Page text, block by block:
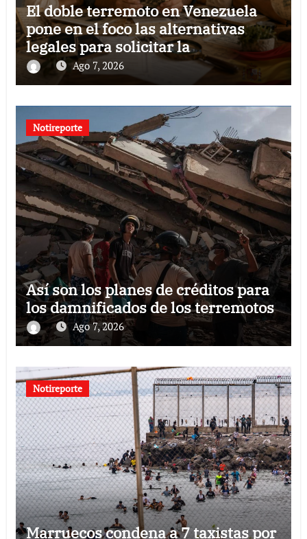
El doble terremoto en Venezuela
pone en el foco las alternativas
legales para solicitar la
nacionalidad por parte de personas
con vínculos familiares en España y
Ago 7, 2026
Notireporte
Así son los planes de créditos para
los damnificados de los terremotos
Ago 7, 2026
Notireporte
Marruecos condena a 7 taxistas por